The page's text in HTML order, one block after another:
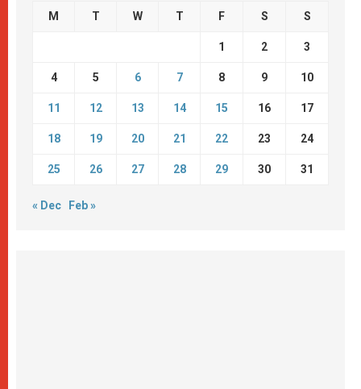
M T W T F S S
1 2 3
4 5 6 7 8 9 10
11 12 13 14 15 16 17
18 19 20 21 22 23 24
25 26 27 28 29 30 31
« Dec Feb »